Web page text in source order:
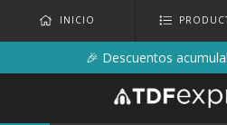
INICIO
🎉 Descuentos